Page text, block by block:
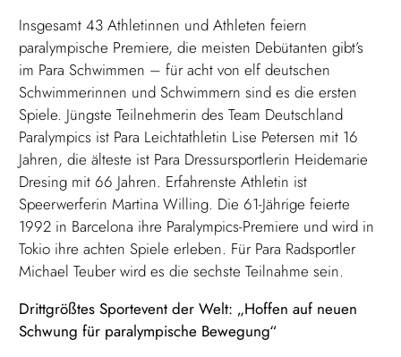
Insgesamt 43 Athletinnen und Athleten feiern
paralympische Premiere, die meisten Debütanten gibt’s
im Para Schwimmen – für acht von elf deutschen
Schwimmerinnen und Schwimmern sind es die ersten
Spiele. Jüngste Teilnehmerin des Team Deutschland
Paralympics ist Para Leichtathletin Lise Petersen mit 16
Jahren, die älteste ist Para Dressursportlerin Heidemarie
Dresing mit 66 Jahren. Erfahrenste Athletin ist
Speerwerferin Martina Willing. Die 61-Jährige feierte
1992 in Barcelona ihre Paralympics-Premiere und wird in
Tokio ihre achten Spiele erleben. Für Para Radsportler
Michael Teuber wird es die sechste Teilnahme sein.
Drittgrößtes Sportevent der Welt: „Hoffen auf neuen
Schwung für paralympische Bewegung“